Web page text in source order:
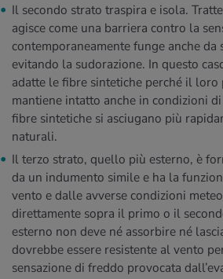
Il secondo strato traspira e isola.
agisce come una barriera contro la
contemporaneamente funge anche da
evitando la sudorazione. In questo
adatte le fibre sintetiche perché il loro
mantiene intatto anche in condizioni
fibre sintetiche si asciugano più
naturali.
Il terzo strato, quello più esterno, è
da un indumento simile e ha la
vento e dalle avverse condizioni
direttamente sopra il primo o il
esterno non deve né assorbire né
dovrebbe essere resistente al vento
sensazione di freddo provocata